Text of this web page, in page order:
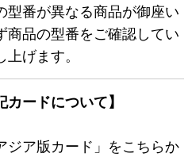
型番が異なる商品が御座い
商品の型番をご確認してい
げます。
カードについて】
ジア版カード」をこちらか